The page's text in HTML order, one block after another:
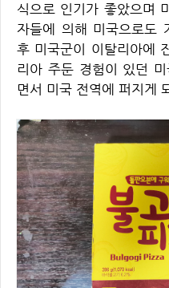
식으로 인기가 좋았으며
자들에 의해 미국으로도
후 미국군이 이탈리아에
리아 주둔 경험이 있던
면서 미국 전역에 퍼지게